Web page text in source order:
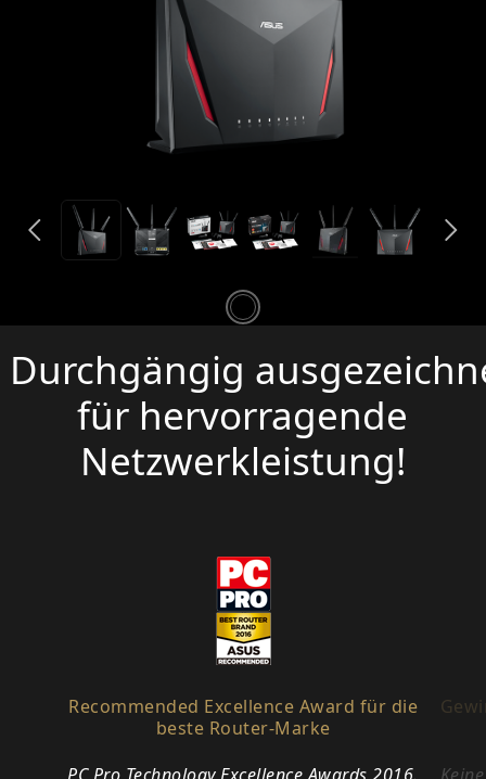
Durchgängig
für hervorragende
Netzwerkleistung!
Recommended Excellence Award für die
beste Router-Marke